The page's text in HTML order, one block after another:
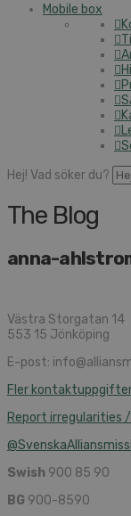
Mobile box
Hej! Vad söker du?
The Blog
an­na-
Västra Storgatan 14
553 15 Jönköping
E-post:
Fler
Report ir­re­gu­la­ri­ti­es
Swish 900 85 90
BG 900-8590